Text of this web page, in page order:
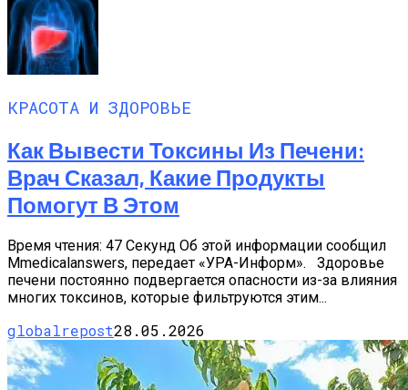
КРАСОТА И ЗДОРОВЬЕ
Как Вывести Токсины Из Печени:
Врач Сказал, Какие Продукты
Помогут В Этом
Время чтения: 47 Секунд Об этой информации сообщил
Мmedicalanswers, передает «УРА-Информ». Здоровье
печени постоянно подвергается опасности из-за влияния
многих токсинов, которые фильтруются этим...
globalrepost28.05.2026